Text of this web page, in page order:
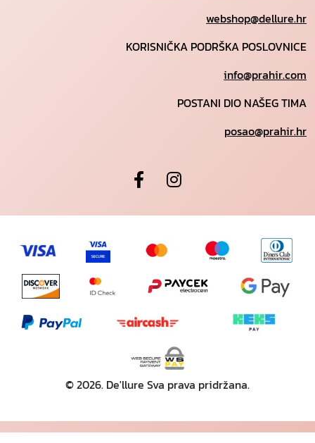
webshop@dellure.hr
KORISNIČKA PODRŠKA POSLOVNICE
info@prahir.com
POSTANI DIO NAŠEG TIMA
posao@prahir.hr
© 2026. De'llure Sva prava pridržana.